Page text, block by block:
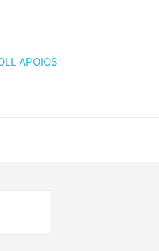
APOIOS